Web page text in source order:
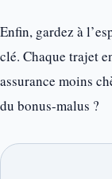
Enfin, gardez à
clé. Chaque trajet
assurance moins
du bonus-malus ?